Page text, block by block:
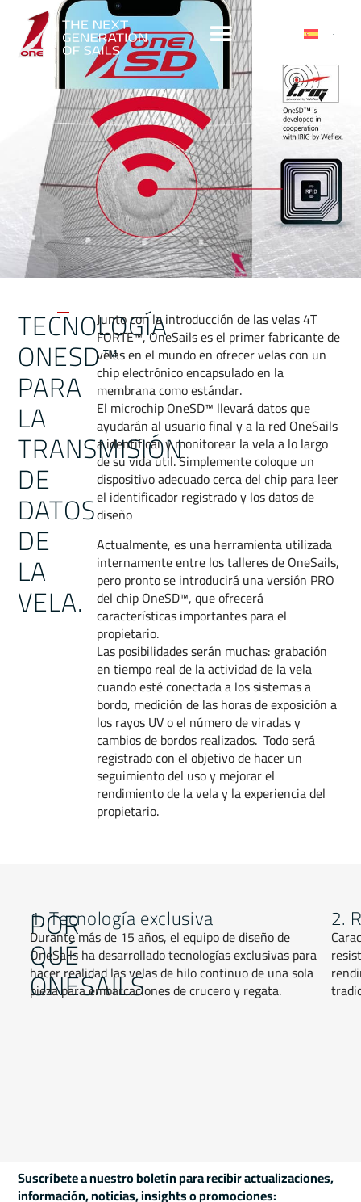
TECNOLOGÍA
ONESD™
PARA
LA
TRANSMISIÓN
DE
DATOS
DE
LA
VELA.
Junto con la introducción de las velas 4T
FORTE™, OneSails es el primer fabricante de
velas en el mundo en ofrecer velas con un
chip electrónico encapsulado en la
membrana como estándar.
El microchip OneSD™ llevará datos que
ayudarán al usuario final y a la red OneSails
a identificar y monitorear la vela a lo largo
de su vida útil. Simplemente coloque un
dispositivo adecuado cerca del chip para leer
el identificador registrado y los datos de
diseño
Actualmente, es una herramienta utilizada
internamente entre los talleres de OneSails,
pero pronto se introducirá una versión PRO
del chip OneSD™, que ofrecerá
características importantes para el
propietario.
Las posibilidades serán muchas: grabación
en tiempo real de la actividad de la vela
cuando esté conectada a los sistemas a
bordo, medición de las horas de exposición a
los rayos UV o el número de viradas y
cambios de bordos realizados. Todo será
registrado con el objetivo de hacer un
seguimiento del uso y mejorar el
rendimiento de la vela y la experiencia del
propietario.
POR
QUÉ
ONESAILS
1. Tecnología exclusiva
Durante más de 15 años, el equipo de diseño de
OneSails ha desarrollado tecnologías exclusivas para
hacer realidad las velas de hilo continuo de una sola
pieza para embarcaciones de crucero y regata.
2.
Suscríbete a nuestro boletín para recibir actualizaciones,
información, noticias, insights o promociones: